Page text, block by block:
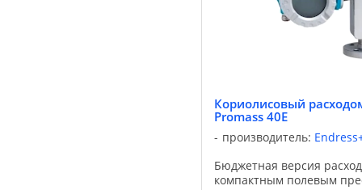
Кориолисовый
Promass 40E
производитель:
Бюджетная версия
компактным полевым